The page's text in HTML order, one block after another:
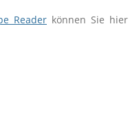
Reader können Sie hier